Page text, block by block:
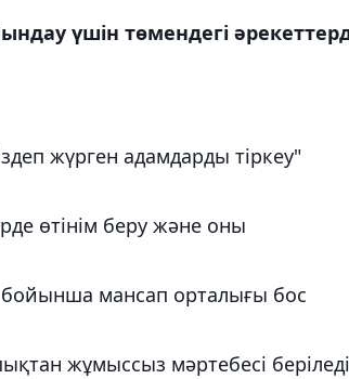
үшін төмендегі
жүрген адамдарды тіркеу"
өтінім беру және оны
бойынша мансап орталығы бос
жұмыссыз мәртебесі